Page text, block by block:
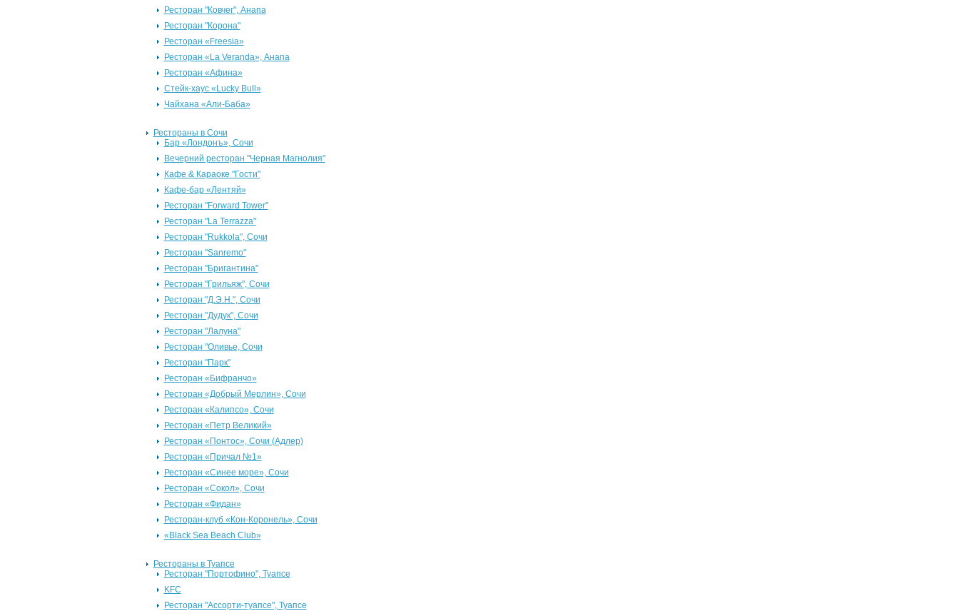
Ресторан "Ковчег", Анапа
Ресторан "Корона"
Ресторан «Freesia»
Ресторан «La Veranda», Анапа
Ресторан «Афина»
Стейк-хаус «Lucky Bull»
Чайхана «Али-Баба»
Рестораны в Сочи
Бар «Лондонъ», Сочи
Вечерний ресторан "Черная Магнолия"
Кафе & Караоке "Гости"
Кафе-бар «Лентяй»
Ресторан "Forward Tower"
Ресторан "La Terrazza"
Ресторан "Rukkola", Сочи
Ресторан "Sanremo"
Ресторан "Бригантина"
Ресторан "Грильяж", Сочи
Ресторан "Д.Э.Н.", Сочи
Ресторан "Дудук", Сочи
Ресторан "Лалуна"
Ресторан "Оливье, Сочи
Ресторан "Парк"
Ресторан «Бифранчо»
Ресторан «Добрый Мерлин», Сочи
Ресторан «Калипсо», Сочи
Ресторан «Петр Великий»
Ресторан «Понтос», Сочи (Адлер)
Ресторан «Причал №1»
Ресторан «Синее море», Сочи
Ресторан «Сокол», Сочи
Ресторан «Фидан»
Ресторан-клуб «Кон-Коронель», Сочи
«Black Sea Beach Club»
Рестораны в Туапсе
Ресторан "Портофино", Туапсе
KFC
Ресторан "Ассорти-туапсе", Туапсе